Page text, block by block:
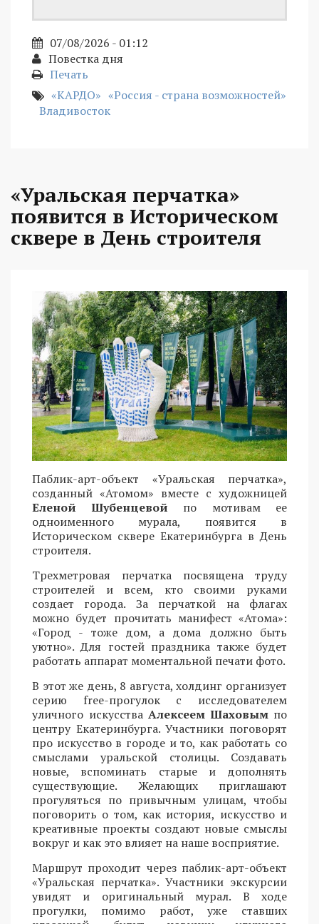
07/08/2026 - 01:12
Повестка дня
Печать
«КАРДО» «Россия - страна возможностей»
Владивосток
«Уральская перчатка»
появится в Историческом
сквере в День строителя
Паблик-арт-объект «Уральская перчатка»,
созданный «Атомом» вместе с художницей
Еленой Шубенцевой по мотивам ее
одноименного мурала, появится в
Историческом сквере Екатеринбурга в День
строителя.
Трехметровая перчатка посвящена труду
строителей и всем, кто своими руками
создает города. За перчаткой на флагах
можно будет прочитать манифест «Атома»:
«Город - тоже дом, а дома должно быть
уютно». Для гостей праздника также будет
работать аппарат моментальной печати фото.
В этот же день, 8 августа, холдинг организует
серию free-прогулок с исследователем
уличного искусства Алексеем Шаховым по
центру Екатеринбурга. Участники поговорят
про искусство в городе и то, как работать со
смыслами уральской столицы. Создавать
новые, вспоминать старые и дополнять
существующие. Желающих приглашают
прогуляться по привычным улицам, чтобы
поговорить о том, как история, искусство и
креативные проекты создают новые смыслы
вокруг и как это влияет на наше восприятие.
Маршрут проходит через паблик-арт-объект
«Уральская перчатка». Участники экскурсии
увидят и оригинальный мурал. В ходе
прогулки, помимо работ, уже ставших